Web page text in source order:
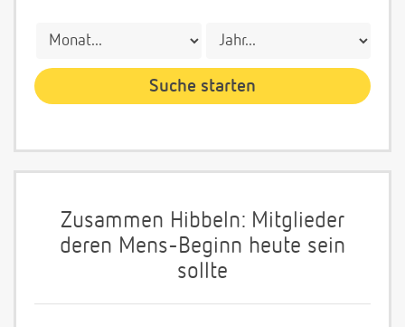
Zusammen Hibbeln: Mitglieder
deren Mens-Beginn heute sein
sollte